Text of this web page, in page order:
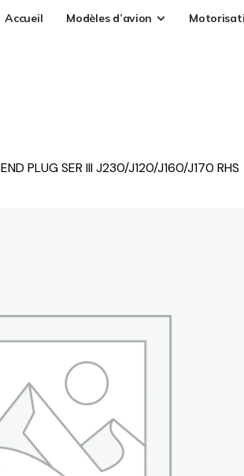
Accueil Modèles d’avion
END PLUG SER III J230/J120/J160/J170 RHS